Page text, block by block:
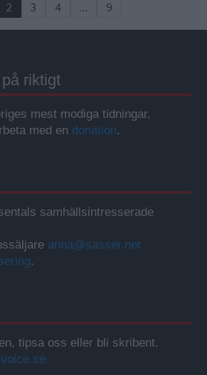
2 3 4 … 9
riktigt
mest modiga tidningar.
med en donation.
samhällsintresserade
anna@sasser.net
.
tipsa oss eller bli skribent.